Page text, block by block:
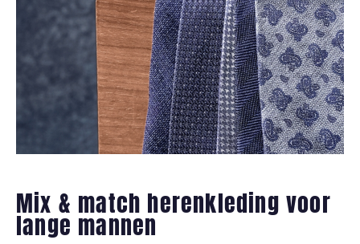
Mix & match herenkleding voor
lange mannen